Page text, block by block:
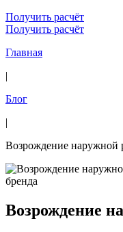
Получить расчёт
Получить расчёт
Главная
|
Блог
|
Возрождение наружной
Возрождение